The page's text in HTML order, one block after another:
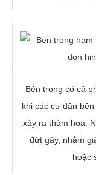
Bên trong có cả
khi các cư dân
xảy ra thảm họa.
đứt gãy, nhằm
hoặc